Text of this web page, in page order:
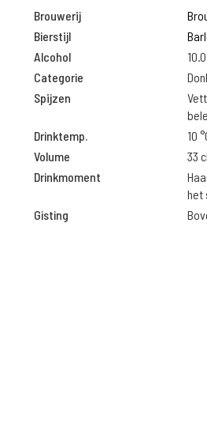
Brouwerij
Bierstijl
Alcohol
Categorie
Spijzen
Drinktemp.
10
Volume
33 cl
Drinkmoment
het
Gisting